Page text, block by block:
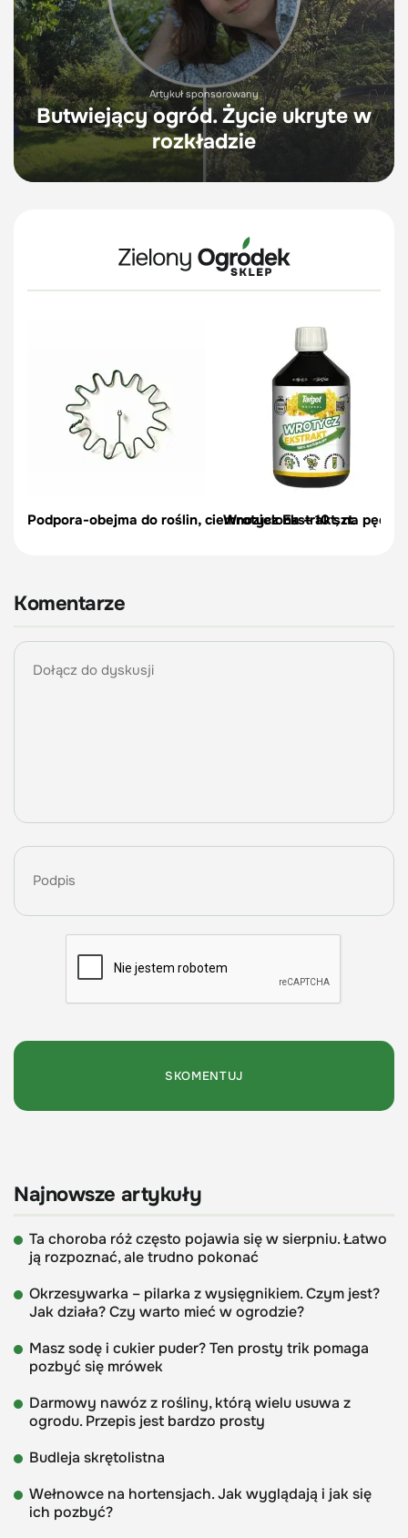
Artykuł sponsorowany
Butwiejący ogród. Życie ukryte w
rozkładzie
Podpora-obejma do roślin, ciemnozielona – 10 szt.
Wrotycz Ekstrakt, na
Komentarze
Najnowsze artykuły
Ta choroba róż często pojawia się w sierpniu. Łatwo
ją rozpoznać, ale trudno pokonać
Okrzesywarka – pilarka z wysięgnikiem. Czym jest?
Jak działa? Czy warto mieć w ogrodzie?
Masz sodę i cukier puder? Ten prosty trik pomaga
pozbyć się mrówek
Darmowy nawóz z rośliny, którą wielu usuwa z
ogrodu. Przepis jest bardzo prosty
Budleja skrętolistna
Wełnowce na hortensjach. Jak wyglądają i jak się
ich pozbyć?